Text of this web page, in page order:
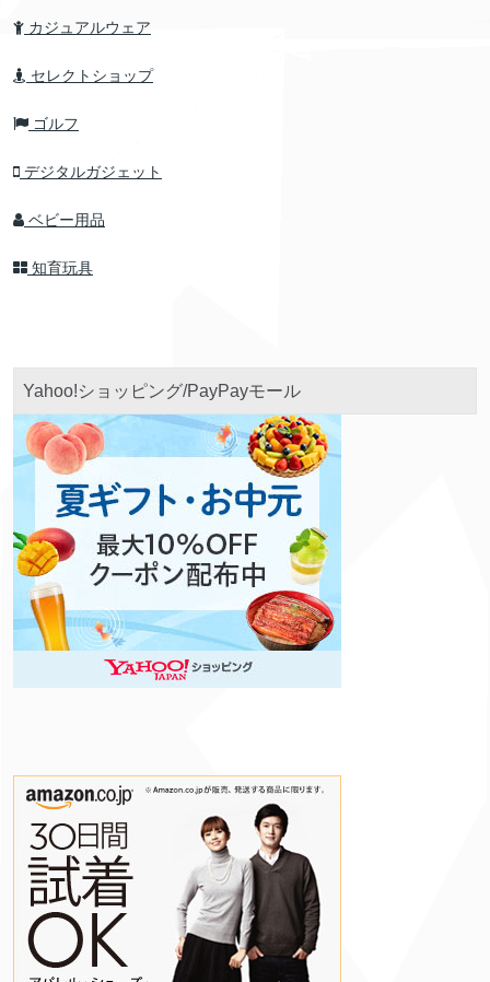
カジュアルウェア
セレクトショップ
ゴルフ
デジタルガジェット
ベビー用品
知育玩具
Yahoo!ショッピング/PayPayモール